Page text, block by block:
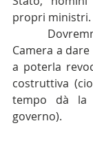
propri ministri.
Camera a
a poterla
costruttiva
tempo dà la
governo).